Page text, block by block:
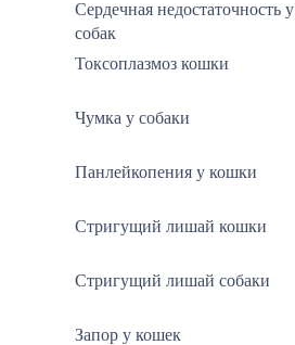
Сердечная недостаточность у
собак
Токсоплазмоз кошки
Чумка у собаки
Панлейкопения у кошки
Стригущий лишай кошки
Стригущий лишай собаки
Запор у кошек